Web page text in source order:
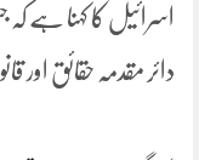
اسرائیل کا کہنا ہے کہ
دائر مقدمہ حقائق اور